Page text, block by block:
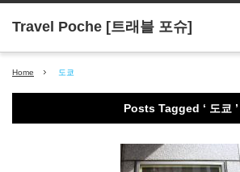
Home 도쿄
Posts Tagged ‘ 도쿄 ’